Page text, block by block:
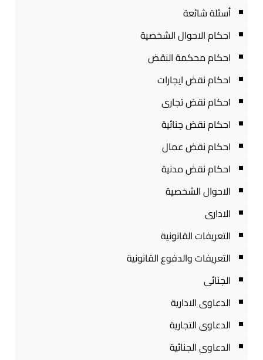
أسئلة شائعة
احكام الاحوال الشخصية
احكام محكمة النقض
احكام نقض ايجارات
احكام نقض تجارى
احكام نقض جنائية
احكام نقض عمال
احكام نقض مدنية
الاحوال الشخصية
الادارى
التعريفات القانونية
التعريفات والدفوع القانونية
الجنائى
الدعاوى الادارية
الدعاوى التجارية
الدعاوى الجنائية